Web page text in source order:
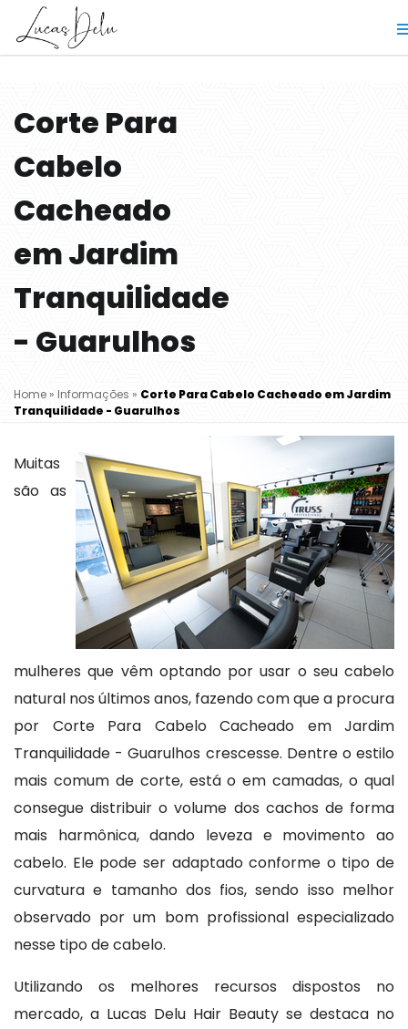
Corte Para
Cabelo
Cacheado
em Jardim
Tranquilidade
- Guarulhos
Home» Informações » Corte Para Cabelo Cacheado em Jardim
Tranquilidade - Guarulhos
Muitas
são as
mulheres que vêm optando por usar o seu cabelo
natural nos últimos anos, fazendo com que a procura
por Corte Para Cabelo Cacheado em Jardim
Tranquilidade - Guarulhos crescesse. Dentre o estilo
mais comum de corte, está o em camadas, o qual
consegue distribuir o volume dos cachos de forma
mais harmônica, dando leveza e movimento ao
cabelo. Ele pode ser adaptado conforme o tipo de
curvatura e tamanho dos fios, sendo isso melhor
observado por um bom profissional especializado
nesse tipo de cabelo.
Utilizando os melhores recursos dispostos no
mercado, a Lucas Delu Hair Beauty se destaca no